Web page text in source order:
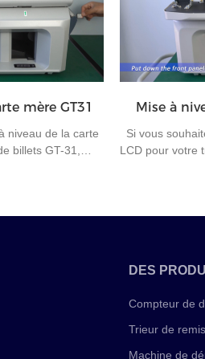
, 5 roupies et 10
31 est très
banque afin
mère GT31
niveau de la carte
billets GT-31,
ultérieure.
Mise à
Si vous
LCD pour votre
une
DES
Compteur de
Trieur de
Machine de